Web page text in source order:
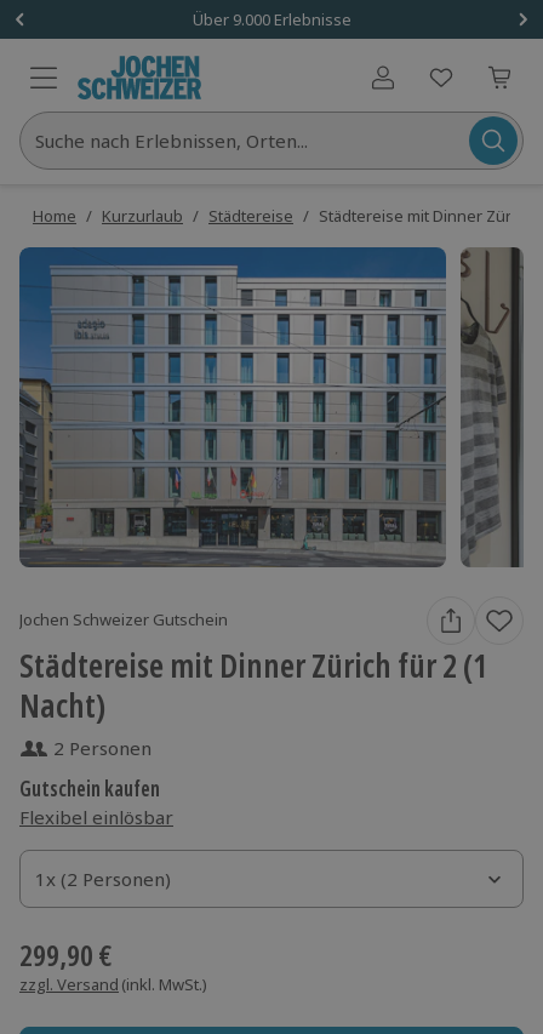
Über 9.000 Erlebnisse
Benutzerkonto
Suche nach Erlebnissen, Orten...
Home / Kurzurlaub / Städtereise / Städtereise mit Dinner Zürich
Jochen Schweizer Gutschein
Städtereise mit Dinner Zürich für 2 (1
Nacht)
2 Personen
Gutschein kaufen
Flexibel einlösbar
1x (2 Personen)
1x (2 Personen)
1x (2 Personen)
299,90 €
zzgl. Versand (inkl. MwSt.)